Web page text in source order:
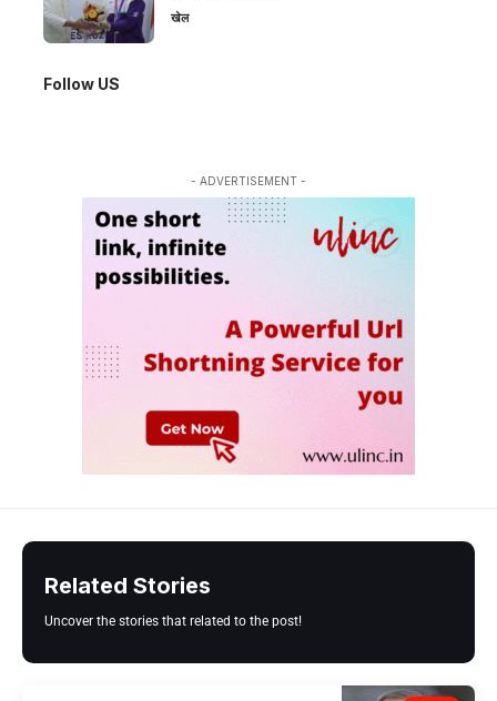
खेल
Follow US
- ADVERTISEMENT -
Related Stories
Uncover the stories that related to the post!